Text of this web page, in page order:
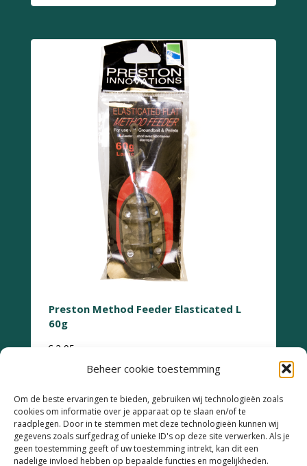
Beheer cookie toestemming
Om de beste ervaringen te bieden, gebruiken wij technologieën zoals
cookies om informatie over je apparaat op te slaan en/of te
raadplegen. Door in te stemmen met deze technologieën kunnen wij
gegevens zoals surfgedrag of unieke ID's op deze site verwerken. Als je
geen toestemming geeft of uw toestemming intrekt, kan dit een
nadelige invloed hebben op bepaalde functies en mogelijkheden.
Preston Method Feeder Elasticated L
60g
€ 2,95
Retourneren